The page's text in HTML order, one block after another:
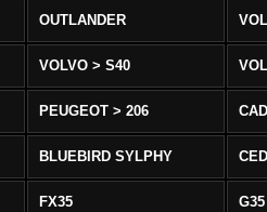
OUTLANDER
VOLVO > S40
PEUGEOT > 206
BLUEBIRD SYLPHY
FX35